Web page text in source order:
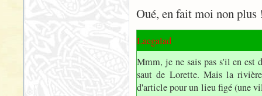
Oué, en fait moi non
Laegalad
Mmm, je ne sais pas s'il en est
saut de Lorette. Mais la
d'article pour un lieu figé (une